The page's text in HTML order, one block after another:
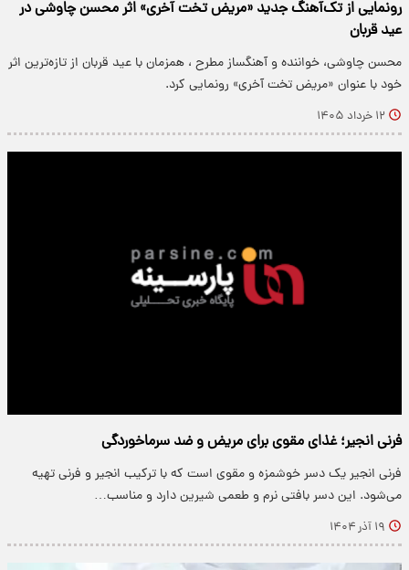
رونمایی از تک‌آهنگ جدید «مریض تخت آخری» اثر محسن چاوشی در
عید قربان
محسن چاوشی، خواننده و آهنگساز مطرح ، همزمان با عید قربان از تازه‌ترین اثر
خود با عنوان «مریض تخت آخری» رونمایی کرد.
۱۲ خرداد ۱۴۰۵
فرنی انجیر؛ غذای مقوی برای مریض و ضد سرماخوردگی
فرنی انجیر یک دسر خوشمزه و مقوی است که با ترکیب انجیر و فرنی تهیه
می‌شود. این دسر بافتی نرم و طعمی شیرین دارد و مناسب…
۱۹ آذر ۱۴۰۴